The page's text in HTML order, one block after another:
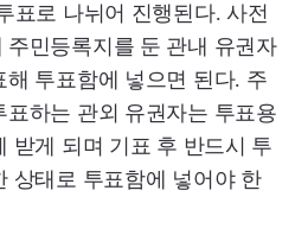
표로 나뉘어 진행된다. 사전
민등록지를 둔 관내 유권자
투표함에 넣으면 된다. 주
표하는 관외 유권자는 투표용
받게 되며 기표 후 반드시 투
상태로 투표함에 넣어야 한